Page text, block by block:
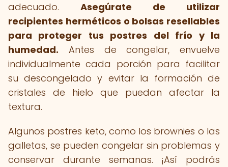
adecuado. Asegúrate de utilizar
recipientes herméticos o bolsas resellables
para proteger tus postres del frío y la
humedad. Antes de congelar, envuelve
individualmente cada porción para facilitar
su descongelado y evitar la formación de
cristales de hielo que puedan afectar la
textura.
Algunos postres keto, como los brownies o las
galletas, se pueden congelar sin problemas y
conservar durante semanas. ¡Así podrás